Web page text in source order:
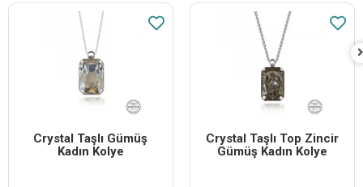
Crystal Taşlı Gümüş
Kadın Kolye
Crystal Taşlı Top Zincir
Gümüş Kadın Kolye